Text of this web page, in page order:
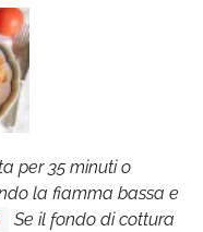
per 35 minuti o
la fiamma bassa e
Se il fondo di cottura